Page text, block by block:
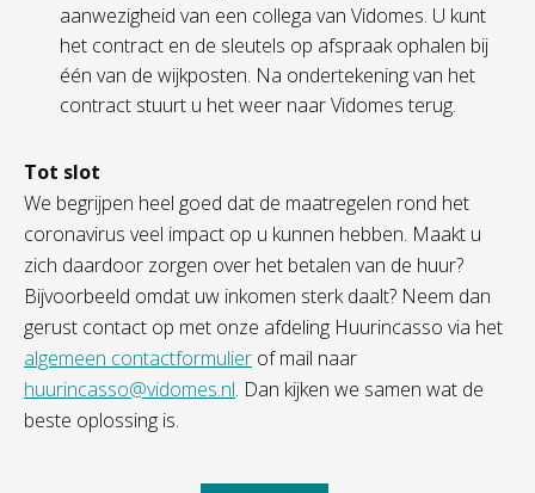
aanwezigheid van een collega van Vidomes. U kunt
het contract en de sleutels op afspraak ophalen bij
één van de wijkposten. Na ondertekening van het
contract stuurt u het weer naar Vidomes terug.
Tot slot
We begrijpen heel goed dat de maatregelen rond het
coronavirus veel impact op u kunnen hebben. Maakt u
zich daardoor zorgen over het betalen van de huur?
Bijvoorbeeld omdat uw inkomen sterk daalt? Neem dan
gerust contact op met onze afdeling Huurincasso via het
algemeen contactformulier of mail naar
huurincasso@vidomes.nl. Dan kijken we samen wat de
beste oplossing is.